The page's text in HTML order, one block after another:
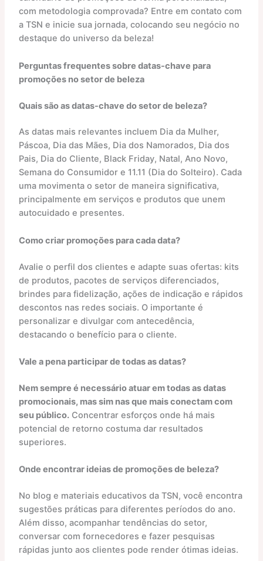
com metodologia comprovada? Entre em contato com
a TSN e inicie sua jornada, colocando seu negócio no
destaque do universo da beleza!
Perguntas frequentes sobre datas-chave para
promoções no setor de beleza
Quais são as datas-chave do setor de beleza?
As datas mais relevantes incluem Dia da Mulher,
Páscoa, Dia das Mães, Dia dos Namorados, Dia dos
Pais, Dia do Cliente, Black Friday, Natal, Ano Novo,
Semana do Consumidor e 11.11 (Dia do Solteiro). Cada
uma movimenta o setor de maneira significativa,
principalmente em serviços e produtos que unem
autocuidado e presentes.
Como criar promoções para cada data?
Avalie o perfil dos clientes e adapte suas ofertas: kits
de produtos, pacotes de serviços diferenciados,
brindes para fidelização, ações de indicação e rápidos
descontos nas redes sociais. O importante é
personalizar e divulgar com antecedência,
destacando o benefício para o cliente.
Vale a pena participar de todas as datas?
Nem sempre é necessário atuar em todas as datas
promocionais, mas sim nas que mais conectam com
seu público.Concentrar esforços onde há mais
potencial de retorno costuma dar resultados
superiores.
Onde encontrar ideias de promoções de beleza?
No blog e materiais educativos da TSN, você encontra
sugestões práticas para diferentes períodos do ano.
Além disso, acompanhar tendências do setor,
conversar com fornecedores e fazer pesquisas
rápidas junto aos clientes pode render ótimas ideias.